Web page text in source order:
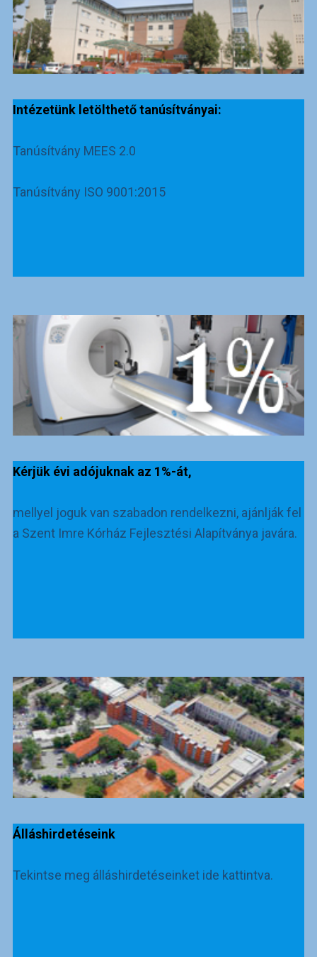
Intézetünk letölthető tanúsítványai:
Tanúsítvány MEES 2.0
Tanúsítvány ISO 9001:2015
Kérjük évi adójuknak az 1%-át,
mellyel joguk van szabadon rendelkezni, ajánlják fel
a Szent Imre Kórház Fejlesztési Alapítványa javára.
Álláshirdetéseink
Tekintse meg álláshirdetéseinket ide kattintva.